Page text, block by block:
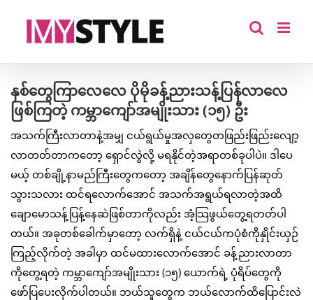
နှစ်တွေကြာလေလေ ပိုမိုခန့်ညားသန့်ပြန်လာလေ
ဖြစ်ကြတဲ့ ကမ္ဘာကျော်အမျိုးသား (၁၅) ဦး
အသက်ကြီးလာတာနဲ့အမျှ ငယ်ရွယ်မှုအလှတွေတဖြည်းဖြည်းလျော့
လာတတ်တာကတော့ ရှောင်လွဲလို့ မရနိုင်တဲ့အရာတစ်ခုပါပဲ။ ဒါပေ
မယ့် တစ်ချို့နာမည်ကြီးတွေကတော့ အချိန်တွေနောက်ပြန်ဆုတ်
သွားသလား ထင်ရလောက်အောင် အသက်အရွယ်ရလာတဲ့အထိ
ချောမောသန့်ပြန့်နေဆဲဖြစ်တာကိုလည်း အံ့သြဖွယ်တွေ့ရတတ်ပါ
တယ်။ အခုတစ်ခေါက်မှာတော့ လက်ရှိနဲ့ ငယ်ငယ်ကပုံစံကိုနှိုင်းယှဉ်
ကြည့်လိုက်တဲ့ အခါမှာ ထင်မထားလောက်အောင် ခန့်ညားလာတာ
ကိုတွေ့ရတဲ့ ကမ္ဘာကျော်အမျိုးသား (၁၅) ယောက်ရဲ့ ပုံရိပ်တွေကို
ဖော်ပြပေးလိုက်ပါတယ်။ ဘယ်သူတွေက ဘယ်လောက်ထိပြောင်းလဲ